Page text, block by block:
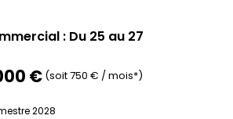
: Du 25 au 27
€ (soit 750 € / mois*)
2028